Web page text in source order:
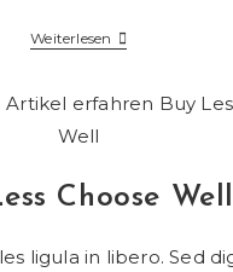
Weiterlesen
Choose Well
ligula in libero. Sed